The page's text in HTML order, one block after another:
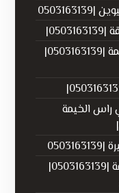
حداد أبواب حديد في راس الخيمة |0503163139|
الخيمة
تركيب قرميد حديد في الشارقة |0503163139|